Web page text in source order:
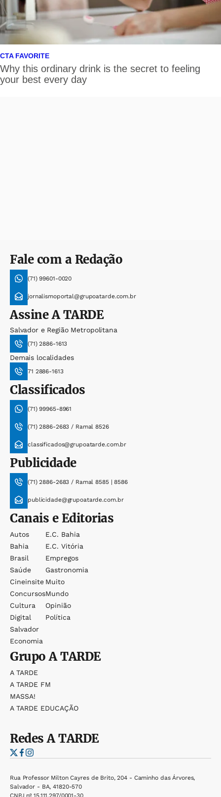
Fale com a Redação
(71) 99601-0020
jornalismoportal@grupoatarde.com.br
AssineA TARDE
Salvador e Região Metropolitana
(71) 2886-1613
Demais localidades
71 2886-1613
Classificados
(71) 99965-8961
(71) 2886-2683 / Ramal 8526
classificados@grupoatarde.com.br
Publicidade
(71) 2886-2683 / Ramal 8585 | 8586
publicidade@grupoatarde.com.br
Canais e Editorias
Autos
Bahia
Brasil
Saúde
Cineinsite
Concursos
Cultura
Digital
Salvador
Economia
E.c. Bahia
E.c. Vitória
Empregos
Gastronomia
Muito
Mundo
Opinião
Política
GrupoA TARDE
A TARDE
A TARDE FM
MASSA!
A TARDE EDUCAÇÃO
RedesA TARDE
Rua Professor Milton Cayres de Brito, 204 - Caminho das Árvores,
Salvador - BA, 41820-570
CNPJ nº 15.111.297/0001-30